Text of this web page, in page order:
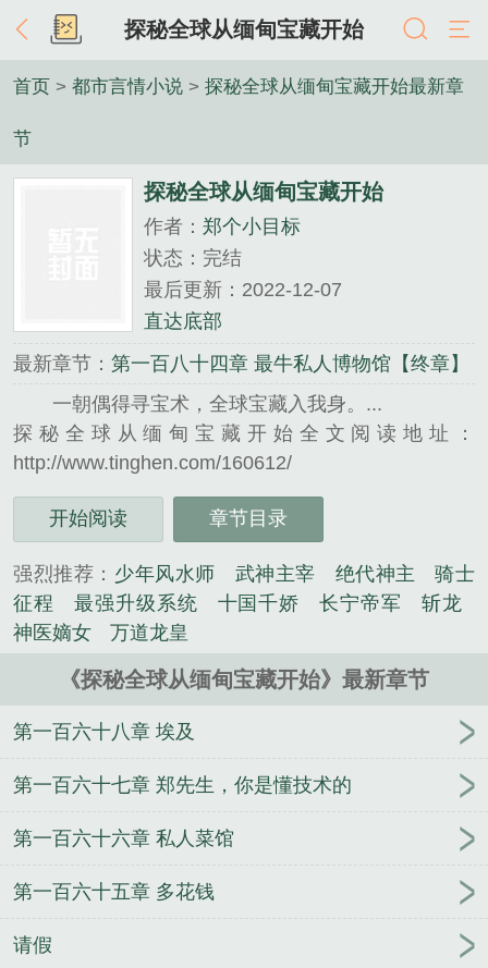
探秘全球从缅甸宝藏开始
首页 > 都市言情小说 > 探秘全球从缅甸宝藏开始最新章
节
探秘全球从缅甸宝藏开始
作者： 郑个小目标
状态：完结
最后更新：2022-12-07
直达底部
最新章节： 第一百八十四章 最牛私人博物馆【终章】
一朝偶得寻宝术，全球宝藏入我身。...
探秘全球从缅甸宝藏开始全文阅读地址：
http://www.tinghen.com/160612/
开始阅读 章节目录
强烈推荐： 少年风水师 武神主宰 绝代神主
骑士
征程
最强升级系统 十国千娇 长宁帝军
斩龙
神医嫡女
万道龙皇
《探秘全球从缅甸宝藏开始》最新章节
第一百六十八章 埃及
第一百六十七章 郑先生，你是懂技术的
第一百六十六章 私人菜馆
第一百六十五章 多花钱
请假